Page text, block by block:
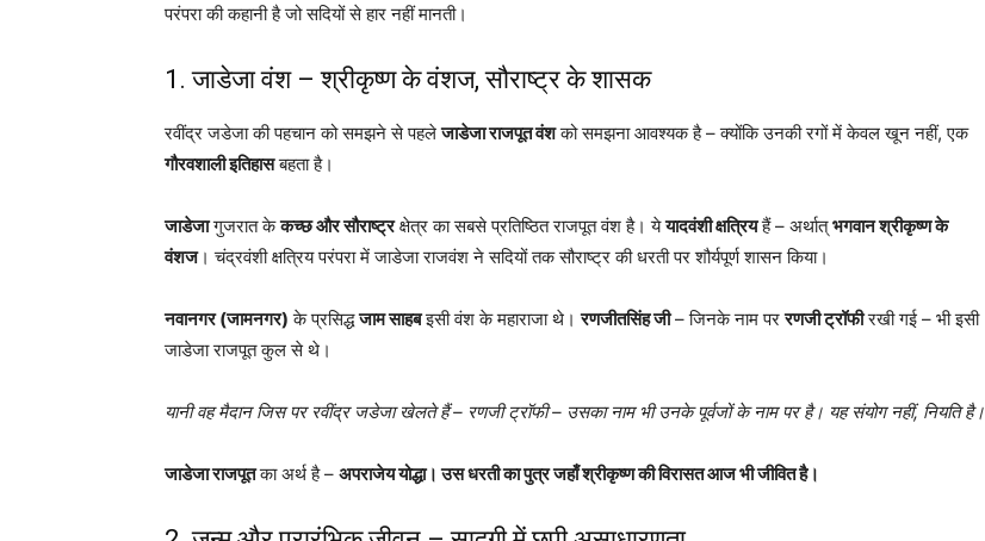
परंपरा की कहानी है जो सदियों से हार नहीं मानती।
1. जाडेजा वंश – श्रीकृष्ण के वंशज, सौराष्ट्र के शासक
रवींद्र जडेजा की पहचान को समझने से पहलेजाडेजा राजपूत वंशको समझना आवश्यक है – क्योंकि उनकी रगों में केवल खून नहीं, एक
गौरवशाली इतिहासबहता है।
जाडेजागुजरात केकच्छ और सौराष्ट्रक्षेत्र का सबसे प्रतिष्ठित राजपूत वंश है। येयादवंशी क्षत्रियहैं – अर्थात्भगवान श्रीकृष्ण के
वंशज। चंद्रवंशी क्षत्रिय परंपरा में जाडेजा राजवंश ने सदियों तक सौराष्ट्र की धरती पर शौर्यपूर्ण शासन किया।
नवानगर (जामनगर) के प्रसिद्धजाम साहबइसी वंश के महाराजा थे।रणजीतसिंह जी– जिनके नाम पररणजी ट्रॉफीरखी गई – भी इसी
जाडेजा राजपूत कुल से थे।
यानी वह मैदान जिस पर रवींद्र जडेजा खेलते हैं – रणजी ट्रॉफी – उसका नाम भी उनके पूर्वजों के नाम पर है। यह संयोग नहीं, नियति है।
जाडेजा राजपूतका अर्थ है – अपराजेय योद्धा। उस धरती का पुत्र जहाँ श्रीकृष्ण की विरासत आज भी जीवित है।